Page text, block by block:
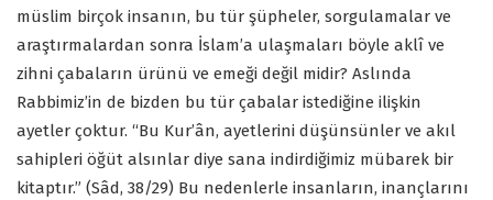
müslim birçok insanın, bu tür şüpheler, sorgulamalar ve
araştırmalardan sonra İslam’a ulaşmaları böyle aklî ve
zihni çabaların ürünü ve emeği değil midir? Aslında
Rabbimiz’in de bizden bu tür çabalar istediğine ilişkin
ayetler çoktur. “Bu Kur’ân, ayetlerini düşünsünler ve akıl
sahipleri öğüt alsınlar diye sana indirdiğimiz mübarek bir
kitaptır.” (Sâd, 38/29) Bu nedenlerle insanların, inançlarını